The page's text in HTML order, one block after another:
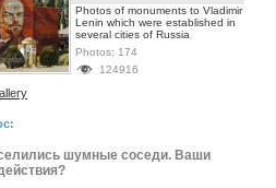
Photos of monuments to Vladimir
Lenin which were established in
several cities of Russia
Photos: 174
124916
шумные соседи. Ваши